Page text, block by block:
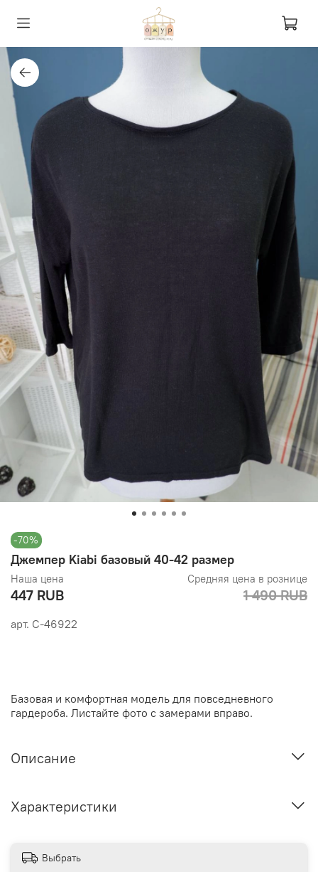
-70%
арт. С-46922
Джемпер Kiabi базовый 40-42 размер
Наша цена
447 RUB
Средняя цена в рознице
1 490 RUB
Базовая и комфортная модель для повседневного
гардероба. Листайте фото с замерами вправо.
Описание
Характеристики
Выбрать